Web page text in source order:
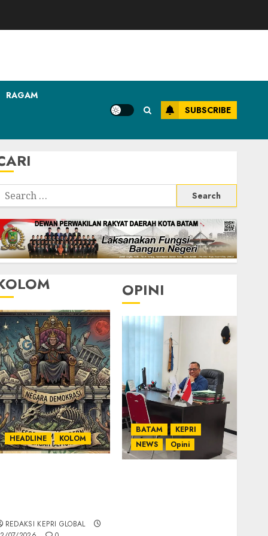
RAGAM
SUBSCRIBE
Search
HEADLINE KOLOM
REDAKSI KEPRI GLOBAL
OPINI
BATAM
KEPRI
NEWS
Opini